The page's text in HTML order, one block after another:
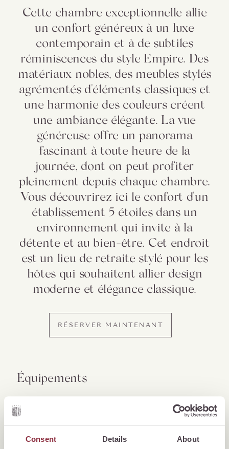
Consent Details About
Cette chambre exceptionnelle allie
un confort généreux à un luxe
contemporain et à de subtiles
réminiscences du style Empire. Des
matériaux nobles, des meubles stylés
agrémentés d'éléments classiques et
une harmonie des couleurs créent
une ambiance élégante. La vue
généreuse offre un panorama
fascinant à toute heure de la
journée, dont on peut profiter
pleinement depuis chaque chambre.
Vous découvrirez ici le confort d'un
établissement 5 étoiles dans un
environnement qui invite à la
détente et au bien-être. Cet endroit
est un lieu de retraite stylé pour les
hôtes qui souhaitent allier design
moderne et élégance classique.
RÉSERVER MAINTENANT
Équipements
Lit double (kingsize 180 x 200 cm)
Partiellement avec balcon côté lac